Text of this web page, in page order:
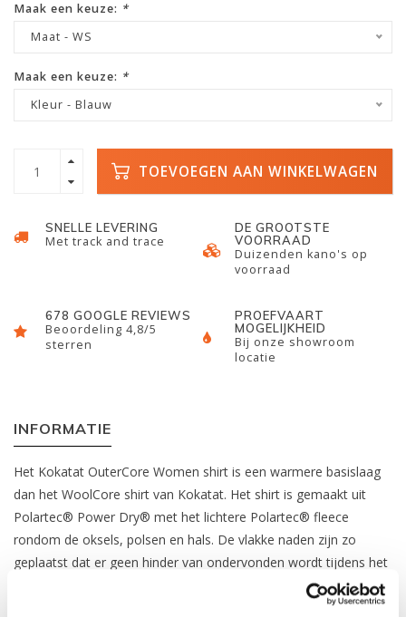
Maak een keuze: *
Maat - WS
Maak een keuze: *
Kleur - Blauw
TOEVOEGEN AAN WINKELWAGEN
SNELLE LEVERING
Met track and trace
DE GROOTSTE
VOORRAAD
Duizenden kano's op
voorraad
678 GOOGLE REVIEWS
Beoordeling 4,8/5
sterren
PROEFVAART
MOGELIJKHEID
Bij onze showroom
locatie
INFORMATIE
Het Kokatat OuterCore Women shirt is een warmere basislaag
dan het WoolCore shirt van Kokatat. Het shirt is gemaakt uit
Polartec® Power Dry® met het lichtere Polartec® fleece
rondom de oksels, polsen en hals. De vlakke naden zijn zo
geplaatst dat er geen hinder van ondervonden wordt tijdens het
dragen. De velours binnenkant zorgt voor meer comfort tegen
de huid en een meer efficiënte vochtafvoer. Ook is de